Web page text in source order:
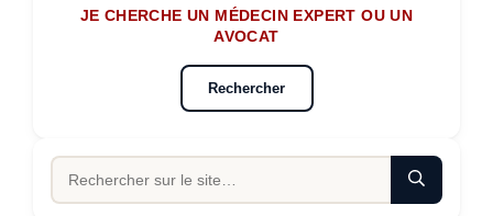
JE CHERCHE UN MÉDECIN EXPERT OU UN
AVOCAT
Rechercher